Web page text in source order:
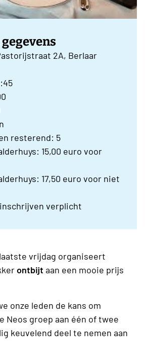
2A, Berlaar
resterend: 5
15,00 euro voor
17,50 euro voor niet
verplicht
vrijdag organiseert
ontbijt aan een mooie prijs
onze leden de kans om
Neos groep aan één of twee
keuvelend deel te nemen aan